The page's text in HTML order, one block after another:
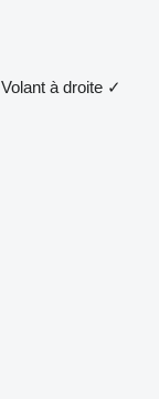
Volant à droite ✓